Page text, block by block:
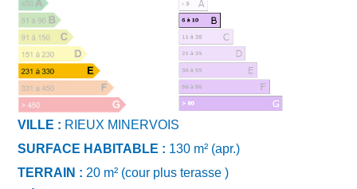
VILLE : RIEUX MINERVOIS
SURFACE HABITABLE : 130 m² (apr.)
TERRAIN : 20 m² (cour plus terasse )